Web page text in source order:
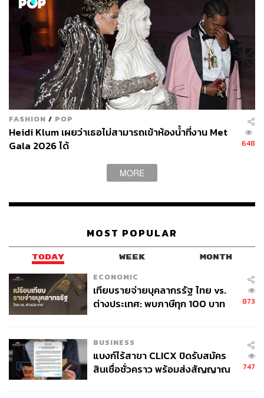
FASHION / POP
Heidi Klum เผยว่าเธอไม่สามารถเข้าห้องน้ำที่งาน Met
Gala 2026 ได้
648
MORE
MOST POPULAR
TODAY WEEK MONTH
ECONOMIC
เทียบรายจ่ายบุคลากรรัฐ ไทย vs.
ต่างประเทศ: พบภาษีทุก 100 บาท
873
BUSINESS
แบงก์ไร้สาขา CLICX ปิดรับสมัคร
สินเชื่อชั่วคราว พร้อมส่งสัญญาณ
747